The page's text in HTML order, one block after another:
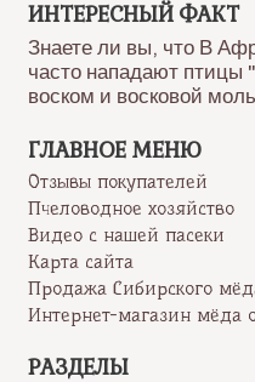
ИНТЕРЕСНЫЙ ФАКТ
Знаете ли вы, что В
часто нападают
воском и восковой
ГЛАВНОЕ МЕНЮ
Отзывы покупателей
Пчеловодное хозяйство
Видео с нашей пасеки
Карта сайта
Продажа Сибирского
Интернет-магазин мёда
РАЗДЕЛЫ